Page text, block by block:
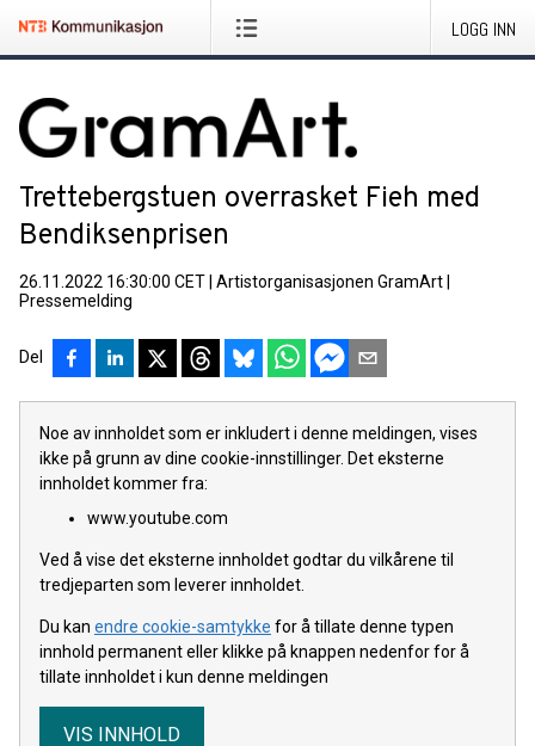
LOGG INN
Trettebergstuen overrasket Fieh med
Bendiksenprisen
26.11.2022 16:30:00 CET Artistorganisasjonen GramArt
Pressemelding
Del
Noe av innholdet som er inkludert i denne meldingen, vises
ikke på grunn av dine cookie-innstillinger. Det eksterne
innholdet kommer fra:
www.youtube.com
Ved å vise det eksterne innholdet godtar du vilkårene til
tredjeparten som leverer innholdet.
Du kan endre cookie-samtykke for å tillate denne typen
innhold permanent eller klikke på knappen nedenfor for å
tillate innholdet i kun denne meldingen
VIS INNHOLD